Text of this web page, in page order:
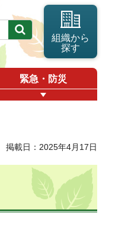
組織から
探す
緊急・防災
掲載日：2025年4月17日